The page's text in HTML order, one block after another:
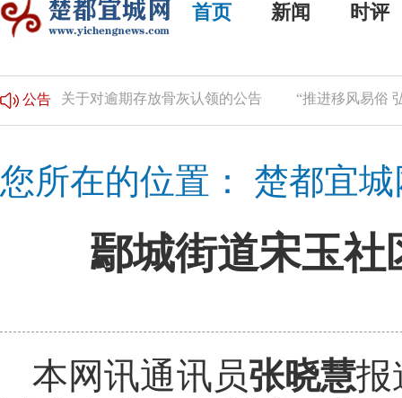
首页 新闻 时评
公告关于对逾期存放骨灰认领的公告 “推进移风易俗 弘
您所在的位置： 楚都宜城
鄢城街道宋玉社
本网讯通讯员张晓慧报